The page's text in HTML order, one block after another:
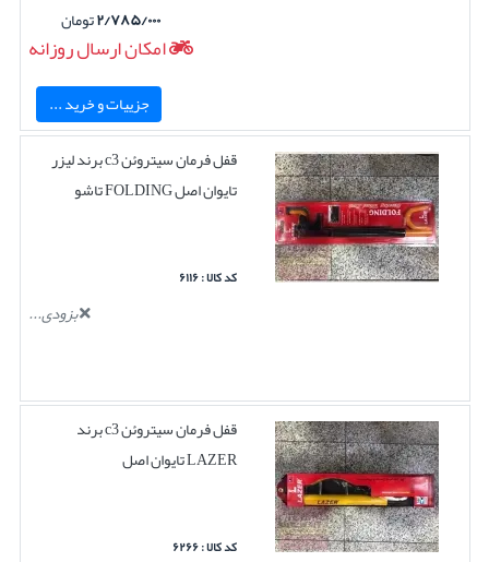
۲/۷۸۵/۰۰۰تومان
امکان ارسال روزانه
جزییات و خرید ...
قفل فرمان سیتروئن c3 برند لیزر
تایوان اصل FOLDING تاشو
کد کالا : ۶۱۱۶
بزودی...
قفل فرمان سیتروئن c3 برند
LAZER تایوان اصل
کد کالا : ۶۲۶۶